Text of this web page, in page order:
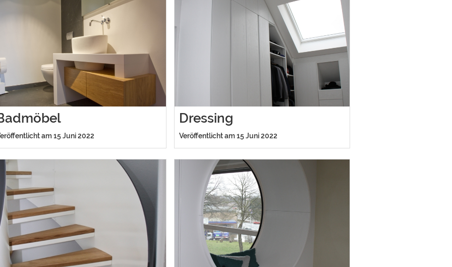
am 15 Juni 2022
Dressing
Veröffentlicht am 15 Juni 2022